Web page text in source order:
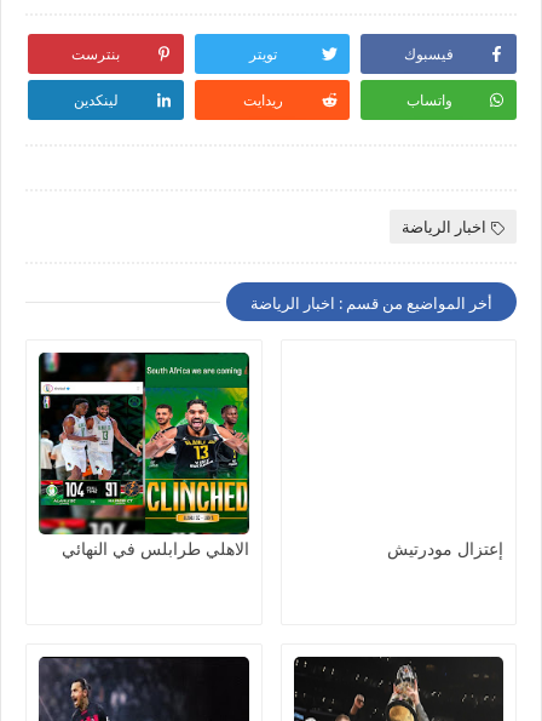
فيسبوك تويتر بنترست
واتساب ريدايت لينكدين
اخبار الرياضة
أخر المواضيع من قسم : اخبار الرياضة
إعتزال مودرتيش الاهلي طرابلس في النهائي